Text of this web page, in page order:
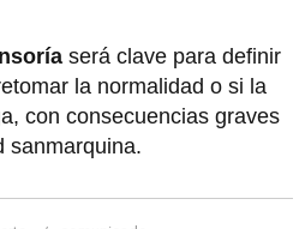
será clave para definir
la normalidad o si la
con consecuencias graves
sanmarquina.